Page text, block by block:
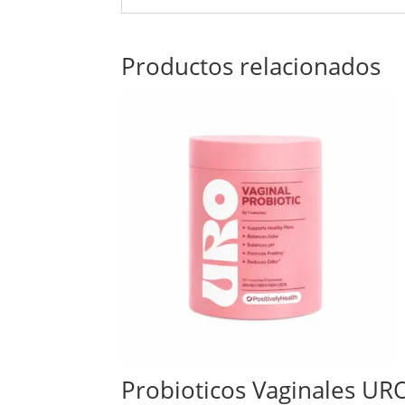
Productos relacionados
Probioticos Vaginales